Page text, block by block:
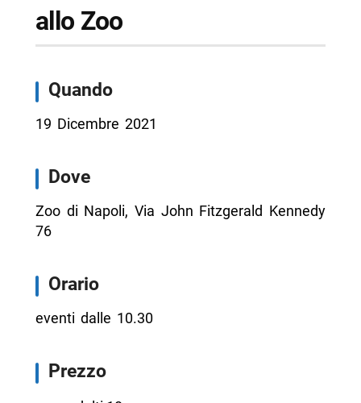
allo Zoo
Quando
19 Dicembre 2021
Dove
Zoo di Napoli, Via John Fitzgerald Kennedy
76
Orario
eventi dalle 10.30
Prezzo